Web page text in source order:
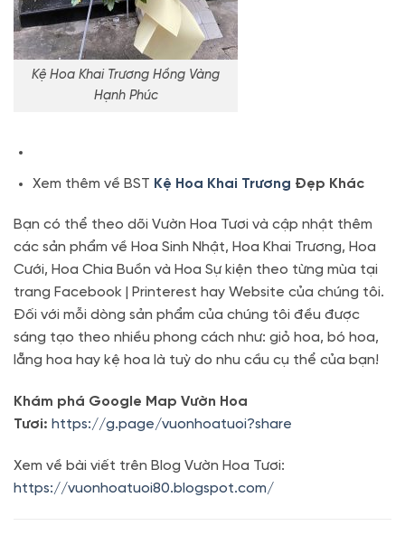
Kệ Hoa Khai Trương Hồng Vàng
Hạnh Phúc
Xem thêm về BST Kệ Hoa Khai Trương Đẹp Khác
Bạn có thể theo dõi Vườn Hoa Tươi và cập nhật thêm
các sản phẩm về Hoa Sinh Nhật, Hoa Khai Trương, Hoa
Cưới, Hoa Chia Buồn và Hoa Sự kiện theo từng mùa tại
trang Facebook | Printerest hay Website của chúng tôi.
Đối với mỗi dòng sản phẩm của chúng tôi đều được
sáng tạo theo nhiều phong cách như: giỏ hoa, bó hoa,
lẵng hoa hay kệ hoa là tuỳ do nhu cầu cụ thể của bạn!
Khám phá Google Map Vườn Hoa
Tươi: https://g.page/vuonhoatuoi?share
Xem về bài viết trên Blog Vườn Hoa Tươi:
https://vuonhoatuoi80.blogspot.com/